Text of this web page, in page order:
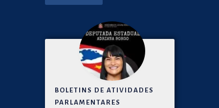
BOLETINS DE ATIVIDADES
PARLAMENTARES